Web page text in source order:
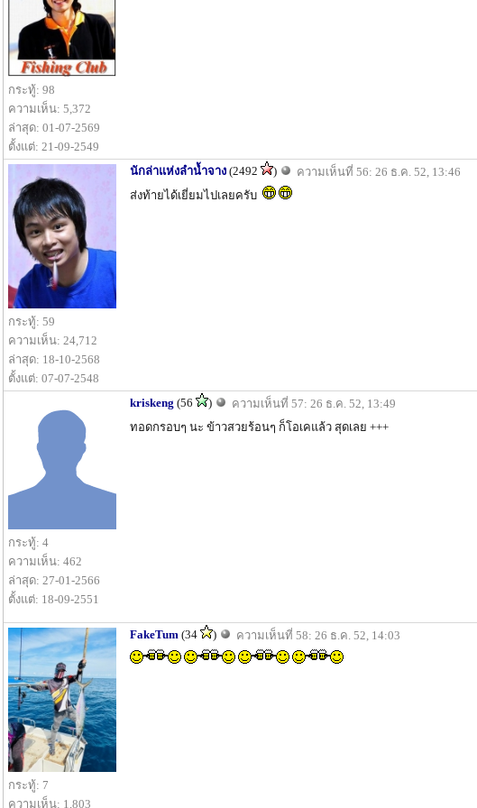
กระทู้: 98
ความเห็น: 5,372
ล่าสุด: 01-07-2569
ตั้งแต่: 21-09-2549
กระทู้: 59
ความเห็น: 24,712
ล่าสุด: 18-10-2568
ตั้งแต่: 07-07-2548
นักล่าแห่งลำน้ำจาง (2492 )
ความเห็นที่ 56: 26 ธ.ค. 52, 13:46
ส่งท้ายได้เยี่ยมไปเลยครับ
กระทู้: 4
ความเห็น: 462
ล่าสุด: 27-01-2566
ตั้งแต่: 18-09-2551
kriskeng (56 )
ความเห็นที่ 57: 26 ธ.ค. 52, 13:49
ทอดกรอบๆ นะ ข้าวสวยร้อนๆ ก็โอเคแล้ว สุดเลย +++
กระทู้: 7
ความเห็น: 1,803
FakeTum (34 ) ความเห็นที่ 58: 26 ธ.ค. 52, 14:03